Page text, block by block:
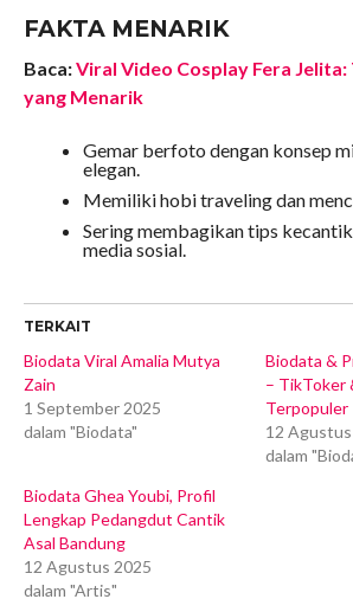
FAKTA MENARIK
Baca:Viral Video Cosplay Fera
yang Menarik
Gemar berfoto dengan konsep
elegan.
Memiliki hobi traveling dan
Sering membagikan tips
media sosial.
TERKAIT
Biodata Viral Amalia Mutya
Zain
1 September 2025
dalam "Biodata"
Biodata &
– TikToker
Terpopuler
12
dalam
Biodata Ghea Youbi, Profil
Lengkap Pedangdut Cantik
Asal Bandung
12 Agustus 2025
dalam "Artis"